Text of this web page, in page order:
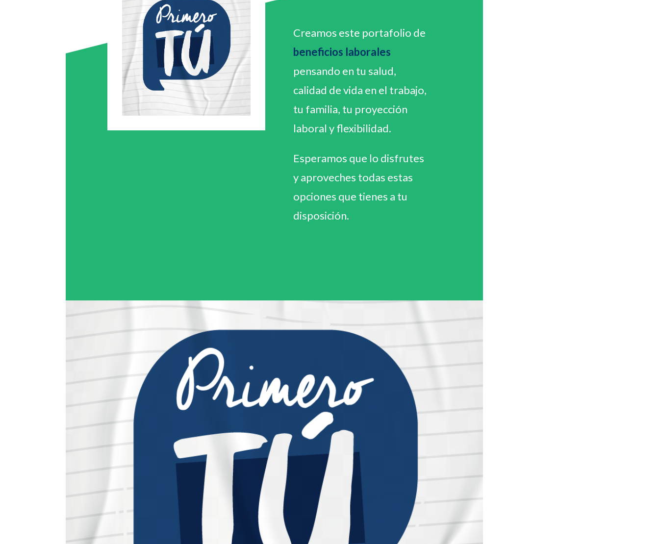
Creamos este portafolio de
beneficios laborales
pensando en tu salud,
calidad de vida en el trabajo,
tu familia, tu proyección
laboral y flexibilidad.
Esperamos que lo disfrutes
y aproveches todas estas
opciones que tienes a tu
disposición.